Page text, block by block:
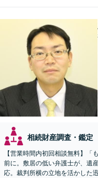
相続財産調査・鑑定
【営業時間内初回相談無料】
前に。敷居の低い弁護士が、遺
応。裁判所横の立地を活かした